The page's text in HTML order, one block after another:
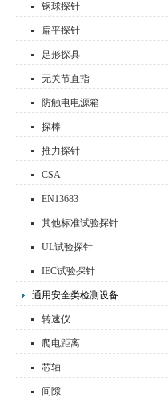
钢球探针
扁平探针
足形探具
无关节直指
防触电电源箱
探棒
推力探针
CSA
EN13683
其他标准试验探针
UL试验探针
IEC试验探针
通用安全类检测设备
转速仪
爬电距离
芯轴
间隙